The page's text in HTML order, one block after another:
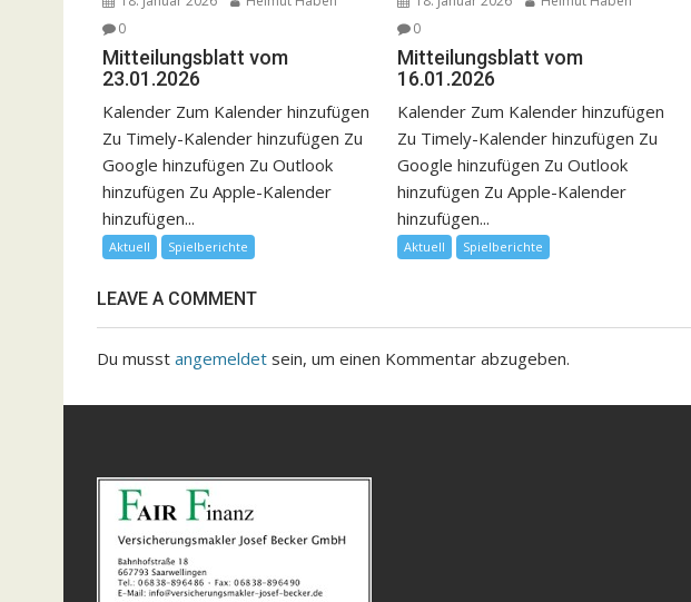
0
Mitteilungsblatt vom
23.01.2026
Kalender Zum Kalender hinzufügen
Zu Timely-Kalender hinzufügen Zu
Google hinzufügen Zu Outlook
hinzufügen Zu Apple-Kalender
hinzufügen...
Aktuell Spielberichte
0
Mitteilungsblatt vom
16.01.2026
Kalender Zum Kalender hinzufügen
Zu Timely-Kalender hinzufügen Zu
Google hinzufügen Zu Outlook
hinzufügen Zu Apple-Kalender
hinzufügen...
Aktuell Spielberichte
LEAVE A COMMENT
Du musst angemeldet sein, um einen Kommentar abzugeben.